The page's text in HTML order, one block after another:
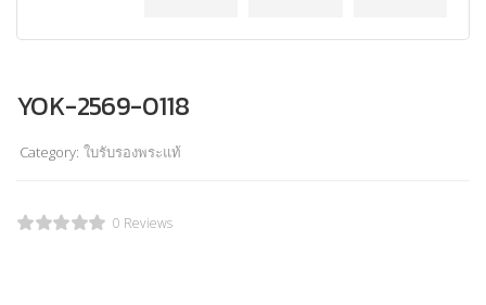
YOK-2569-0118
Category: ใบรับรองพระแท้
0 Reviews